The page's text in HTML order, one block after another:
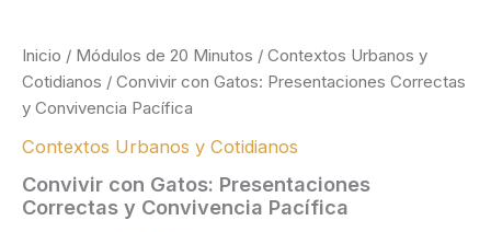
Inicio / Módulos de 20 Minutos / Contextos Urbanos y
Cotidianos / Convivir con Gatos: Presentaciones Correctas
y Convivencia Pacífica
Contextos Urbanos y Cotidianos
Convivir con Gatos: Presentaciones
Correctas y Convivencia Pacífica